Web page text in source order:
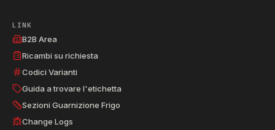
LINK
B2B Area
Ricambi su richiesta
Codici Varianti
Guida a trovare l'etichetta
Sezioni Guarnizione Frigo
Change Logs